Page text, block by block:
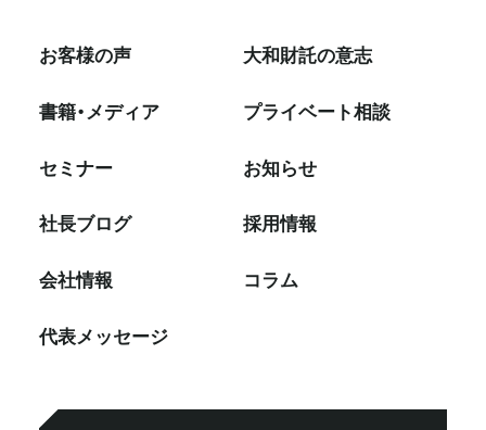
お客様の声
書籍・メディア
セミナー
社⻑ブログ
会社情報
代表メッセージ
大和財託の意志
プライベート相談
お知らせ
採⽤情報
コラム